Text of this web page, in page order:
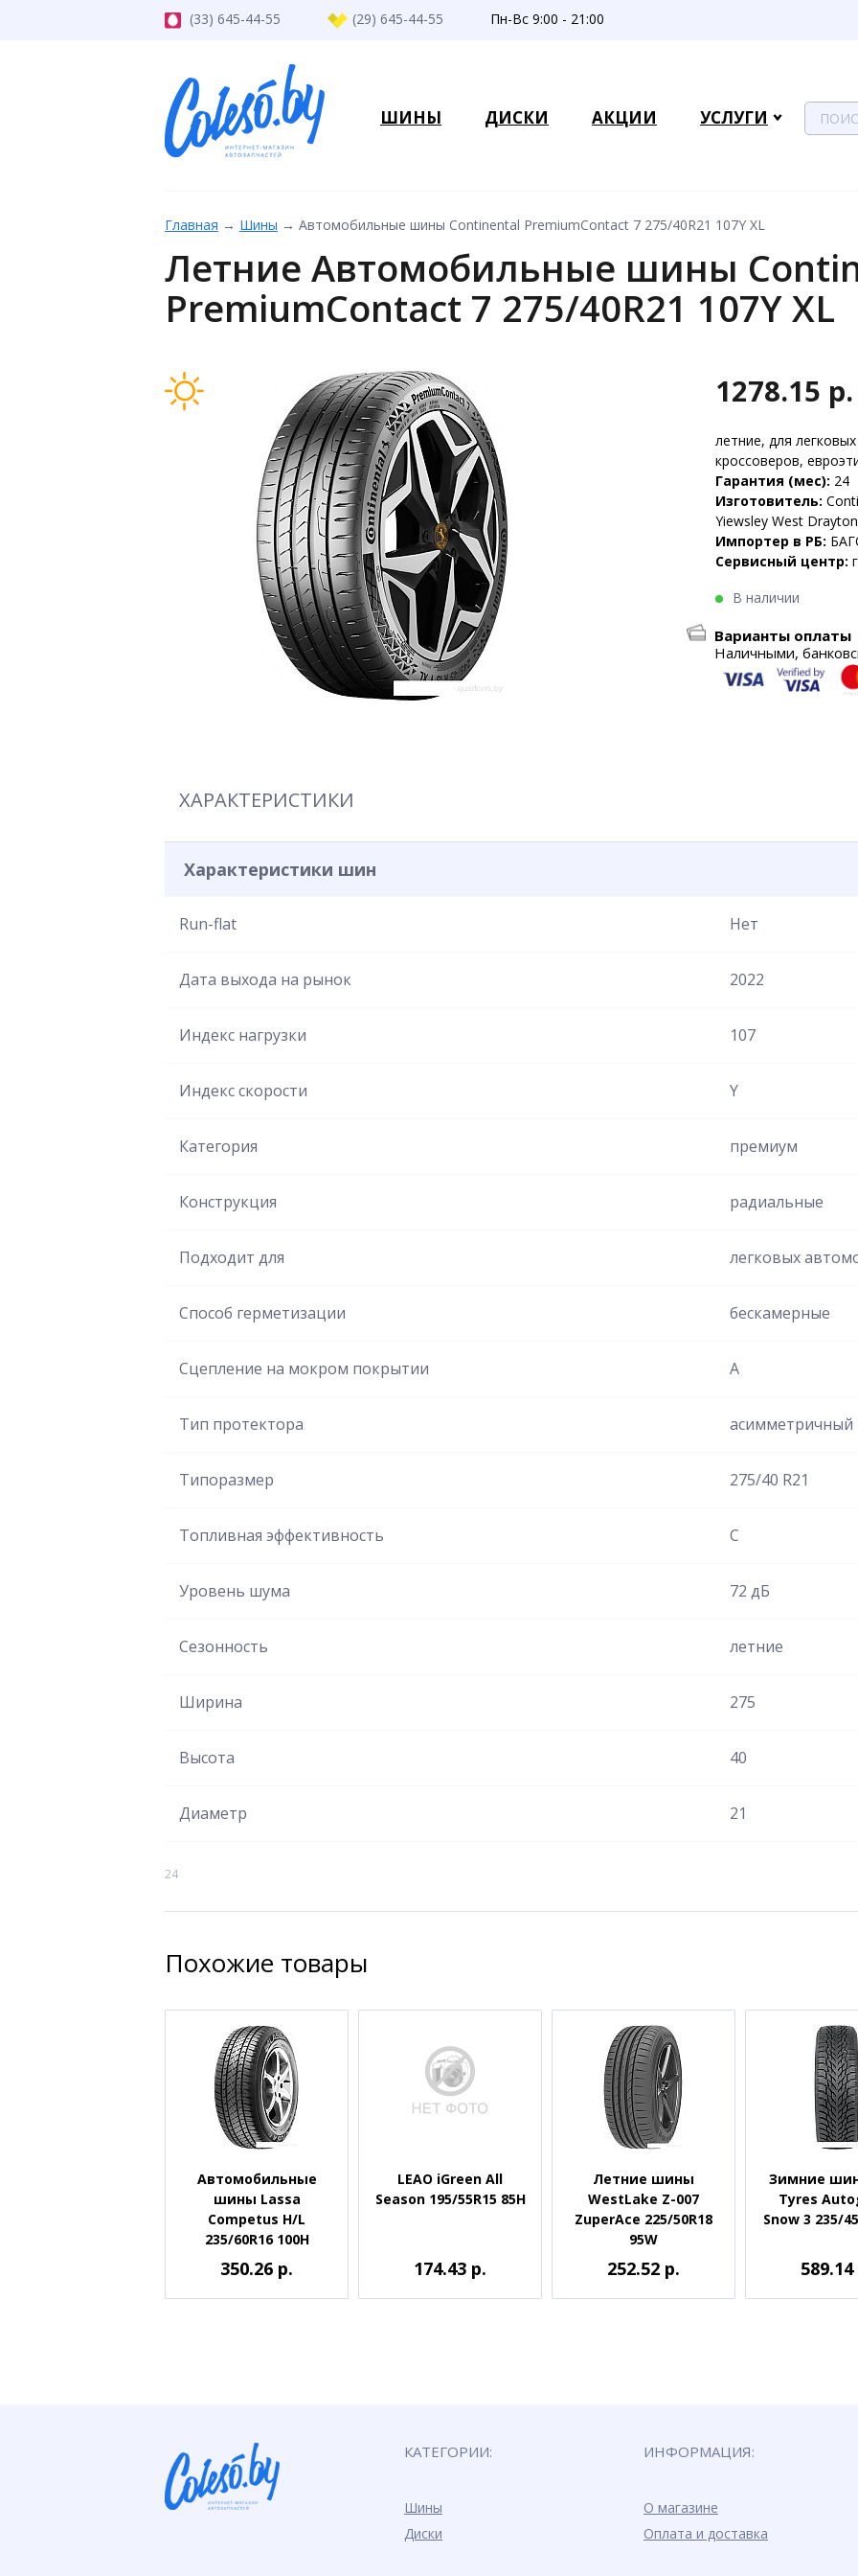
(33) 645-44-55 (29) 645-44-55 Пн-Вс 9:00 - 21:00
ШИНЫ ДИСКИ АКЦИИ УСЛУГИ
Главная → Шины → Автомобильные шины Continental PremiumContact 7 275/40R21 107Y XL
Летние Автомобильные шины
PremiumContact 7 275/40R21 107Y XL
1278.15 р.
летние, для
кроссоверов,
Гарантия (мес): 24
Изготовитель:
Yiewsley West
Импортер в РБ:
Сервисный центр:
В наличии
Варианты оплаты
Наличными,
ХАРАКТЕРИСТИКИ
Характеристики шин
Run-flat Нет
Дата выхода на рынок 2022
Индекс нагрузки 107
Индекс скорости Y
Категория премиум
Конструкция радиальные
Подходит для легковых
Способ герметизации бескамерные
Сцепление на мокром покрытии A
Тип протектора асимметричный
Типоразмер 275/40 R21
Топливная эффективность C
Уровень шума 72 дБ
Сезонность летние
Ширина 275
Высота 40
Диаметр 21
24
Похожие товары
Автомобильные
шины Lassa
Competus H/L
235/60R16 100H
350.26 р.
LEAO iGreen All
Season 195/55R15 85H
174.43 р.
Летние шины
WestLake Z-007
ZuperAce 225/50R18
95W
252.52 р.
Зимние
Tyres
Snow 3 235/
589.14
КАТЕГОРИИ:
Шины
Диски
ИНФОРМАЦИЯ:
О магазине
Оплата и доставка